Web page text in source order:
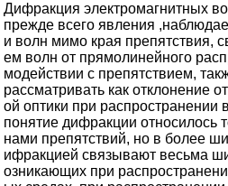
Дифракция электромагнитных
прежде всего явления
и волн мимо края препятствия,
ем волн от прямолинейного
модействии с препятствием,
рассматривать как отклонение
ой оптики при распространении
понятие дифракции относилось
нами препятствий, но в более
ифракцией связывают весьма
озникающих при